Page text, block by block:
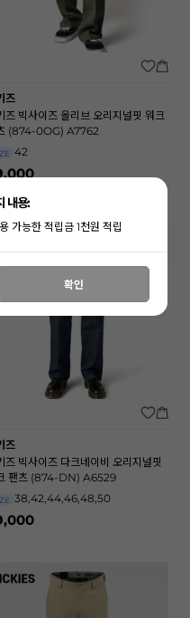
즈
즈 빅사이즈 올리브 오리지널핏 워크
(874-0OG) A7762
42
즈
즈 빅사이즈 다크네이비 오리지널핏
팬츠 (874-DN) A6529
38,42,44,46,48,50
내용:
가능한 적립금 1천원 적립
확인